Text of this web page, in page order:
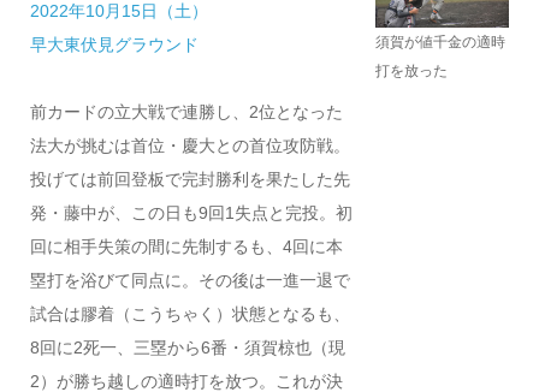
2022年10月15日（土）
早大東伏見グラウンド
前カードの立大戦で連勝し、2位となった
法大が挑むは首位・慶大との首位攻防戦。
投げては前回登板で完封勝利を果たした先
発・藤中が、
この日も9回1失点と完投。初
回に相手失策の間に先制するも、4回に本
塁打を浴びて同点に。その後は一進一退で
試合は膠着（こうちゃく）状態となるも、
8回に2死一、三塁から6番・須賀椋也（現
2）が勝ち越しの適時打を放つ。これが決
須賀が値千金の適時
打を放った